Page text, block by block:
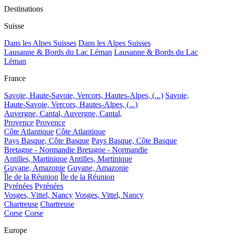
Destinations
Suisse
Dans les Alpes Suisses Dans les Alpes Suisses
Lausanne & Bords du Lac Léman Lausanne & Bords du Lac
Léman
France
Savoie, Haute-Savoie, Vercors, Hautes-Alpes, (...) Savoie,
Haute-Savoie, Vercors, Hautes-Alpes, (...)
Auvergne, Cantal, Auvergne, Cantal,
Provence Provence
Côte Atlantique Côte Atlantique
Pays Basque, Côte Basque Pays Basque, Côte Basque
Bretagne - Normandie Bretagne - Normandie
Antilles, Martinique Antilles, Martinique
Guyane, Amazonie Guyane, Amazonie
Île de la Réunion Île de la Réunion
Pyrénées Pyrénées
Vosges, Vittel, Nancy Vosges, Vittel, Nancy
Chartreuse Chartreuse
Corse Corse
Europe